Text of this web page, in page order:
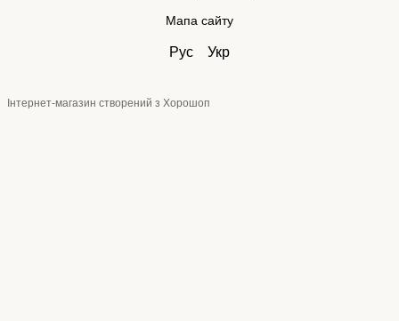
Мапа сайту
Рус Укр
Інтернет-магазин створений з Хорошоп